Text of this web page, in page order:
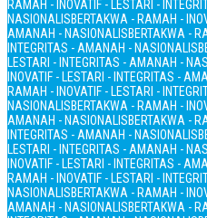
RAMAH - INOVATIF - LESTARI -
NASIONALISBERTAKWA - RAMAH -
AMANAH - NASIONALISBERTAKWA -
INTEGRITAS - AMANAH - NASIONALIS
LESTARI - INTEGRITAS - AMANAH -
INOVATIF - LESTARI - INTEGRITAS -
RAMAH - INOVATIF - LESTARI -
NASIONALISBERTAKWA - RAMAH -
AMANAH - NASIONALISBERTAKWA -
INTEGRITAS - AMANAH - NASIONALIS
LESTARI - INTEGRITAS - AMANAH -
INOVATIF - LESTARI - INTEGRITAS -
RAMAH - INOVATIF - LESTARI -
NASIONALISBERTAKWA - RAMAH -
AMANAH - NASIONALISBERTAKWA -